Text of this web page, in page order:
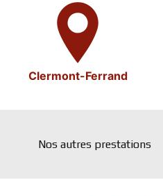
Clermont-Ferrand
Nos autres prestations